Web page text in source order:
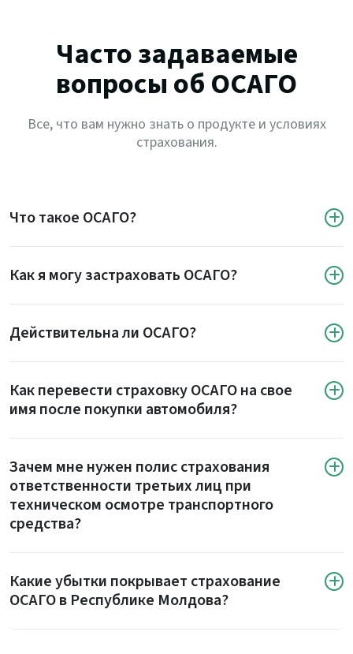
Часто задаваемые
вопросы об ОСАГО
Все, что вам нужно знать о продукте и условиях
страхования.
Что такое ОСАГО?
Как я могу застраховать ОСАГО?
Действительна ли ОСАГО?
Как перевести страховку ОСАГО на свое
имя после покупки автомобиля?
Зачем мне нужен полис страхования
ответственности третьих лиц при
техническом осмотре транспортного
средства?
Какие убытки покрывает страхование
ОСАГО в Республике Молдова?